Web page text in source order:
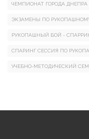
ЧЕМПИОНАТ ГОРОДА
ЭКЗАМЕНЫ ПО
РУКОПАШНЫЙ БОЙ -
СПАРИНГ СЕССИЯ ПО
УЧЕБНО-МЕТОДИЧЕСКИЙ